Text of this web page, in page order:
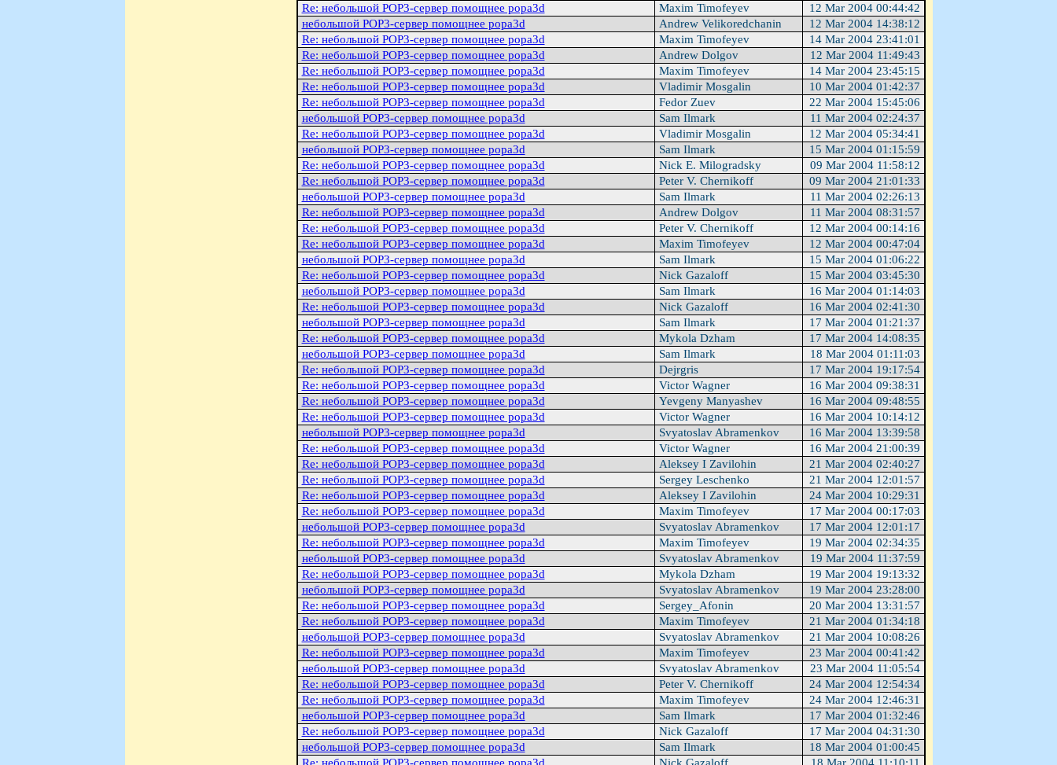
Re: небольшой POP3-сервер помощнее popa3d
Maxim Timofeyev
12 Mar 2004 00:44:42
небольшой POP3-сервер помощнее popa3d
Andrew Velikoredchanin
12 Mar 2004 14:38:12
Re: небольшой POP3-сервер помощнее popa3d
Maxim Timofeyev
14 Mar 2004 23:41:01
Re: небольшой POP3-сервер помощнее popa3d
Andrew Dolgov
12 Mar 2004 11:49:43
Re: небольшой POP3-сервер помощнее popa3d
Maxim Timofeyev
14 Mar 2004 23:45:15
Re: небольшой POP3-сервер помощнее popa3d
Vladimir Mosgalin
10 Mar 2004 01:42:37
Re: небольшой POP3-сервер помощнее popa3d
Fedor Zuev
22 Mar 2004 15:45:06
небольшой POP3-сервер помощнее popa3d
Sam Ilmark
11 Mar 2004 02:24:37
Re: небольшой POP3-сервер помощнее popa3d
Vladimir Mosgalin
12 Mar 2004 05:34:41
небольшой POP3-сервер помощнее popa3d
Sam Ilmark
15 Mar 2004 01:15:59
Re: небольшой POP3-сервер помощнее popa3d
Nick E. Milogradsky
09 Mar 2004 11:58:12
Re: небольшой POP3-сервер помощнее popa3d
Peter V. Chernikoff
09 Mar 2004 21:01:33
небольшой POP3-сервер помощнее popa3d
Sam Ilmark
11 Mar 2004 02:26:13
Re: небольшой POP3-сервер помощнее popa3d
Andrew Dolgov
11 Mar 2004 08:31:57
Re: небольшой POP3-сервер помощнее popa3d
Peter V. Chernikoff
12 Mar 2004 00:14:16
Re: небольшой POP3-сервер помощнее popa3d
Maxim Timofeyev
12 Mar 2004 00:47:04
небольшой POP3-сервер помощнее popa3d
Sam Ilmark
15 Mar 2004 01:06:22
Re: небольшой POP3-сервер помощнее popa3d
Nick Gazaloff
15 Mar 2004 03:45:30
небольшой POP3-сервер помощнее popa3d
Sam Ilmark
16 Mar 2004 01:14:03
Re: небольшой POP3-сервер помощнее popa3d
Nick Gazaloff
16 Mar 2004 02:41:30
небольшой POP3-сервер помощнее popa3d
Sam Ilmark
17 Mar 2004 01:21:37
Re: небольшой POP3-сервер помощнее popa3d
Mykola Dzham
17 Mar 2004 14:08:35
небольшой POP3-сервер помощнее popa3d
Sam Ilmark
18 Mar 2004 01:11:03
Re: небольшой POP3-сервер помощнее popa3d
Dejrgris
17 Mar 2004 19:17:54
Re: небольшой POP3-сервер помощнее popa3d
Victor Wagner
16 Mar 2004 09:38:31
Re: небольшой POP3-сервер помощнее popa3d
Yevgeny Manyashev
16 Mar 2004 09:48:55
Re: небольшой POP3-сервер помощнее popa3d
Victor Wagner
16 Mar 2004 10:14:12
небольшой POP3-сервер помощнее popa3d
Svyatoslav Abramenkov
16 Mar 2004 13:39:58
Re: небольшой POP3-сервер помощнее popa3d
Victor Wagner
16 Mar 2004 21:00:39
Re: небольшой POP3-сервер помощнее popa3d
Aleksey I Zavilohin
21 Mar 2004 02:40:27
Re: небольшой POP3-сервер помощнее popa3d
Sergey Leschenko
21 Mar 2004 12:01:57
Re: небольшой POP3-сервер помощнее popa3d
Aleksey I Zavilohin
24 Mar 2004 10:29:31
Re: небольшой POP3-сервер помощнее popa3d
Maxim Timofeyev
17 Mar 2004 00:17:03
небольшой POP3-сервер помощнее popa3d
Svyatoslav Abramenkov
17 Mar 2004 12:01:17
Re: небольшой POP3-сервер помощнее popa3d
Maxim Timofeyev
19 Mar 2004 02:34:35
небольшой POP3-сервер помощнее popa3d
Svyatoslav Abramenkov
19 Mar 2004 11:37:59
Re: небольшой POP3-сервер помощнее popa3d
Mykola Dzham
19 Mar 2004 19:13:32
небольшой POP3-сервер помощнее popa3d
Svyatoslav Abramenkov
19 Mar 2004 23:28:00
Re: небольшой POP3-сервер помощнее popa3d
Sergey_Afonin
20 Mar 2004 13:31:57
Re: небольшой POP3-сервер помощнее popa3d
Maxim Timofeyev
21 Mar 2004 01:34:18
небольшой POP3-сервер помощнее popa3d
Svyatoslav Abramenkov
21 Mar 2004 10:08:26
Re: небольшой POP3-сервер помощнее popa3d
Maxim Timofeyev
23 Mar 2004 00:41:42
небольшой POP3-сервер помощнее popa3d
Svyatoslav Abramenkov
23 Mar 2004 11:05:54
Re: небольшой POP3-сервер помощнее popa3d
Peter V. Chernikoff
24 Mar 2004 12:54:34
Re: небольшой POP3-сервер помощнее popa3d
Maxim Timofeyev
24 Mar 2004 12:46:31
небольшой POP3-сервер помощнее popa3d
Sam Ilmark
17 Mar 2004 01:32:46
Re: небольшой POP3-сервер помощнее popa3d
Nick Gazaloff
17 Mar 2004 04:31:30
небольшой POP3-сервер помощнее popa3d
Sam Ilmark
18 Mar 2004 01:00:45